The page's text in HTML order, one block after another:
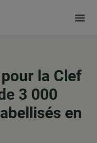
la Clef
3 000
en